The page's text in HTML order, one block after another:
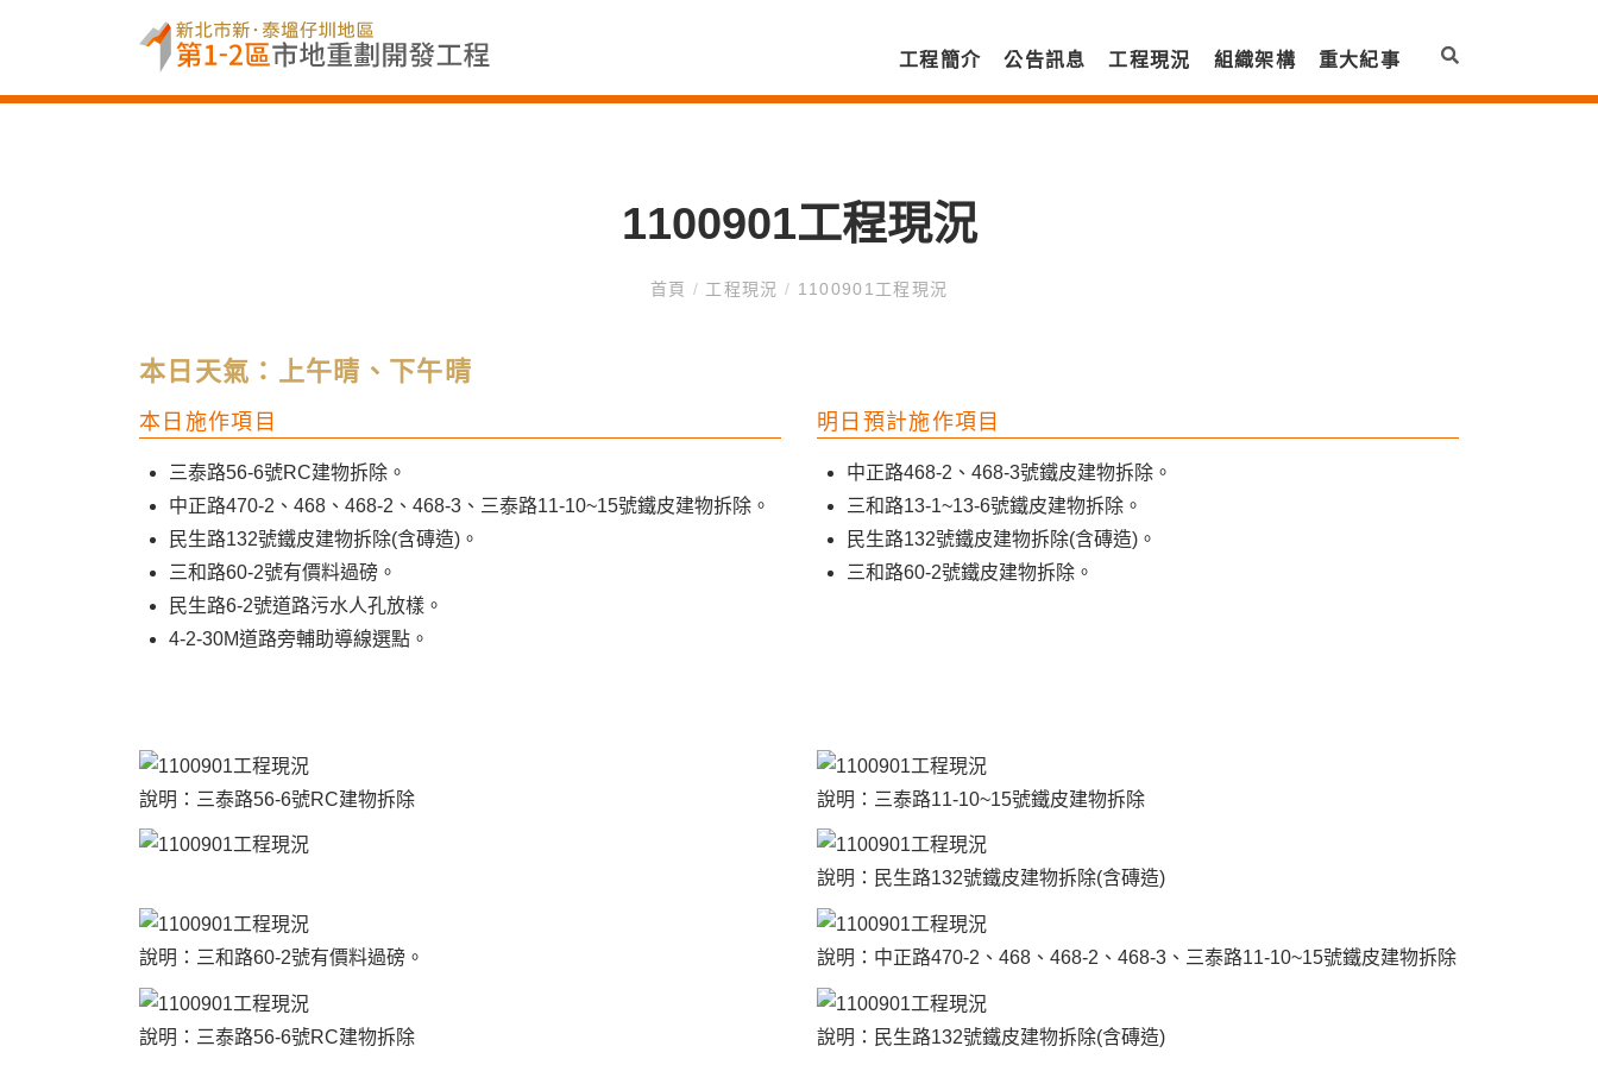
工程簡介 公告訊息 工程現況 組織架構 重大紀事
1100901工程現況
首頁 / 工程現況 / 1100901工程現況
本日天氣：上午晴、下午晴
本日施作項目
三泰路56-6號RC建物拆除。
中正路470-2、468、468-2、468-3、三泰路11-10~15號鐵皮建物拆除。
民生路132號鐵皮建物拆除(含磚造)。
三和路60-2號有價料過磅。
民生路6-2號道路污水人孔放樣。
4-2-30M道路旁輔助導線選點。
明日預計施作項目
中正路468-2、468-3號鐵皮建物拆除。
三和路13-1~13-6號鐵皮建物拆除。
民生路132號鐵皮建物拆除(含磚造)。
三和路60-2號鐵皮建物拆除。
說明：三泰路56-6號RC建物拆除 說明：三泰路11-10~15號鐵皮建物拆除
說明：民生路132號鐵皮建物拆除(含磚造)
說明：三和路60-2號有價料過磅。 說明：中正路470-2、468、468-2、468-3、三泰路11-10~15號鐵皮建物拆除
說明：三泰路56-6號RC建物拆除 說明：民生路132號鐵皮建物拆除(含磚造)